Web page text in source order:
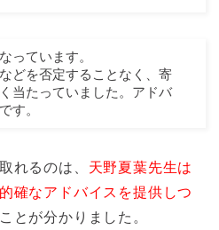
っています。
どを否定することなく、寄
当たっていました。アドバ
す。
れるのは、 天野夏葉先生は
確なアドバイスを提供しつ
とが分かりました。